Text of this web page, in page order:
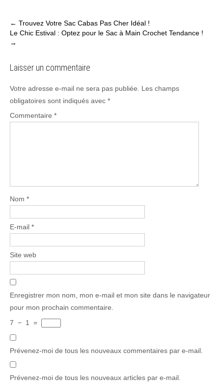
Post
navigation
← Trouvez Votre Sac Cabas Pas Cher Idéal !
Le Chic Estival : Optez pour le Sac à Main Crochet Tendance !
→
Laisser un commentaire
Votre adresse e-mail ne sera pas publiée.
Les champs
obligatoires sont indiqués avec *
Commentaire *
Nom *
E-mail *
Site web
Enregistrer mon nom, mon e-mail et mon site dans le navigateur
pour mon prochain commentaire.
7 − 1 =
Prévenez-moi de tous les nouveaux commentaires par e-mail.
Prévenez-moi de tous les nouveaux articles par e-mail.